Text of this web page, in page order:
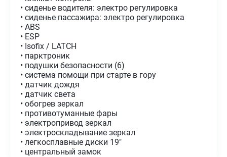
• сиденье водителя: электро регулировка
• сиденье пассажира: электро регулировка
• ABS
• ESP
• Isofix / LATCH
• парктроник
• подушки безопасности (6)
• система помощи при старте в гору
• датчик дождя
• датчик света
• обогрев зеркал
• противотуманные фары
• электропривод зеркал
• электроскладывание зеркал
• легкосплавные диски 19"
• центральный замок